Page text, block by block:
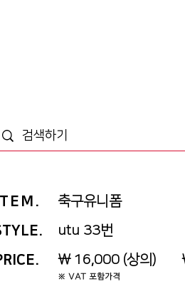
ITEM .
축구유니폼
utu 33번
.
※ VAT 포함가격
￦ 16,000 (상의)